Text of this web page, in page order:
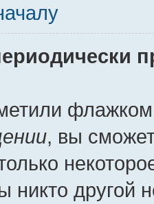
, вы
никто другой